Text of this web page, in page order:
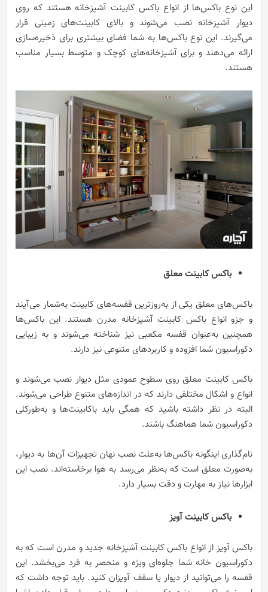
این نوع باکس‌ها از انواع باکس کابینت آشپزخانه هستند که روی
دیوار آشپزخانه نصب می‌شوند و بالای کابینت‌های زمینی قرار
می‌گیرند. این نوع باکس‌ها به شما فضای بیشتری برای ذخیره‌‌سازی
ارائه می‌دهند و برای آشپزخانه‌های کوچک و متوسط بسیار مناسب
هستند.
باکس کابینت معلق
باکس‌های معلق یکی از به‌روزترین قفسه‌های کابینت به‌شمار می‌آیند
و جزو انواع باکس کابینت آشپزخانه مدرن هستند. این باکس‌ها
همچنین به‌عنوان قفسه مکعبی نیز شناخته می‌شوند و به زیبایی
دکوراسیون شما افزوده و کاربردهای متنوعی نیز دارند.
باکس کابینت معلق روی سطوح عمودی مثل دیوار نصب می‌شوند و
انواع و اشکال مختلفی دارند که در اندازه‌های متنوع طراحی می‌شوند.
البته در نظر داشته باشید که همگی باید باکابینت‌ها و به‌طورکلی
دکوراسیون شما هماهنگ باشند.
نام‌گذاری اینگونه باکس‌ها به‌علت نصب نهان تجهیزات آن‌ها به دیوار،
به‌صورت معلق است که به‌نظر می‌‌رسد به هوا برخاسته‌اند. نصب این
ابزارها نیاز به مهارت و دقت بسیار دارد.
باکس کابینت آویز
باکس آویز از انواع باکس کابینت آشپزخانه جدید و مدرن است که به
دکوراسیون خانه شما جلوه‌ای ویژه و منحصر به ‌فرد می‌بخشد. این
قفسه را می‌توانید از دیوار یا سقف آویزان کنید. باید توجه داشت که